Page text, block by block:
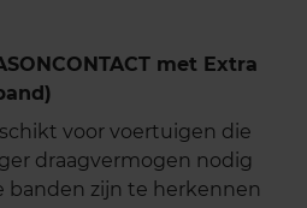
met Extra
voor voertuigen die
draagvermogen nodig
banden zijn te herkennen